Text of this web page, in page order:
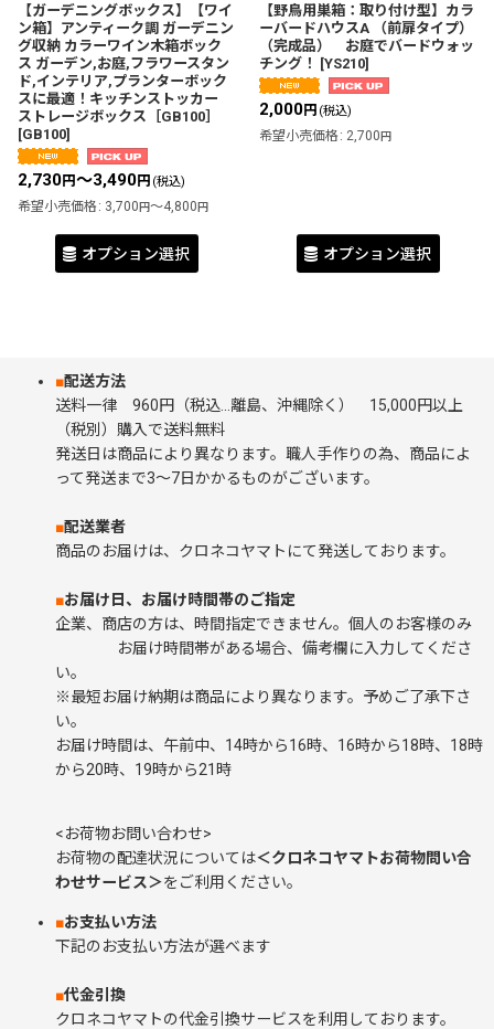
【ガーデニングボックス】【ワイ
ン箱】アンティーク調 ガーデニン
グ収納 カラーワイン木箱ボック
ス ガーデン,お庭,フラワースタン
ド,インテリア,プランターボック
スに最適！キッチンストッカー
ストレージボックス［GB100］
[GB100]
2,730円～3,490円 (税込)
希望小売価格 : 3,700円～4,800円
オプション選択
【野鳥用巣箱：取り付け型】カラ
ーバードハウスA （前扉タイプ）
（完成品） お庭でバードウォッ
チング！ [YS210]
2,000円 (税込)
希望小売価格 : 2,700円
オプション選択
■配送方法
送料一律 960円（税込…離島、沖縄除く） 15,000円以上
（税別）購入で送料無料
発送日は商品により異なります。職人手作りの為、商品によ
って発送まで3～7日かかるものがございます。
■配送業者
商品のお届けは、クロネコヤマトにて発送しております。
■お届け日、お届け時間帯のご指定
企業、商店の方は、時間指定できません。個人のお客様のみ
お届け時間帯がある場合、備考欄に入力してくださ
い。
※最短お届け納期は商品により異なります。予めご了承下さ
い。
お届け時間は、午前中、14時から16時、16時から18時、18時
から20時、19時から21時
<お荷物お問い合わせ>
お荷物の配達状況については＜クロネコヤマトお荷物問い合
わせサービス＞をご利用ください。
■お支払い方法
下記のお支払い方法が選べます
■代金引換
クロネコヤマトの代金引換サービスを利用しております。